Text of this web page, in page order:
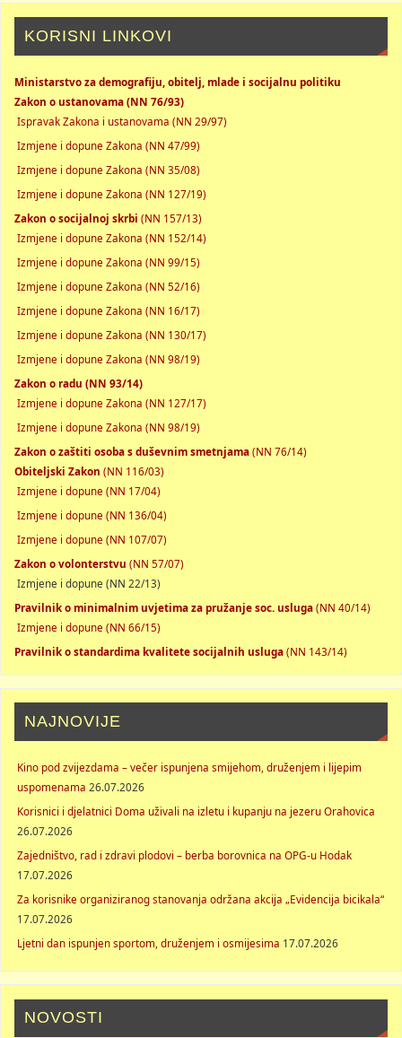
KORISNI LINKOVI
Ministarstvo za demografiju, obitelj, mlade i socijalnu politiku
Zakon o ustanovama (NN 76/93)
Ispravak Zakona i ustanovama (NN 29/97)
Izmjene i dopune Zakona (NN 47/99)
Izmjene i dopune Zakona (NN 35/08)
Izmjene i dopune Zakona (NN 127/19)
Zakon o socijalnoj skrbi (NN 157/13)
Izmjene i dopune Zakona (NN 152/14)
Izmjene i dopune Zakona (NN 99/15)
Izmjene i dopune Zakona (NN 52/16)
Izmjene i dopune Zakona (NN 16/17)
Izmjene i dopune Zakona (NN 130/17)
Izmjene i dopune Zakona (NN 98/19)
Zakon o radu (NN 93/14)
Izmjene i dopune Zakona (NN 127/17)
Izmjene i dopune Zakona (NN 98/19)
Zakon o zaštiti osoba s duševnim smetnjama(NN 76/14)
Obiteljski Zakon (NN 116/03)
Izmjene i dopune (NN 17/04)
Izmjene i dopune (NN 136/04)
Izmjene i dopune (NN 107/07)
Zakon o volonterstvu (NN 57/07)
Izmjene i dopune (NN 22/13)
Pravilnik o minimalnim uvjetima za pružanje soc. usluga(NN 40/14)
Izmjene i dopune (NN 66/15)
Pravilnik o standardima kvalitete socijalnih usluga(NN 143/14)
NAJNOVIJE
Kino pod zvijezdama – večer ispunjena smijehom, druženjem i lijepim
uspomenama 26.07.2026
Korisnici i djelatnici Doma uživali na izletu i kupanju na jezeru Orahovica
26.07.2026
Zajedništvo, rad i zdravi plodovi – berba borovnica na OPG-u Hodak
17.07.2026
Za korisnike organiziranog stanovanja održana akcija „Evidencija bicikala“
17.07.2026
Ljetni dan ispunjen sportom, druženjem i osmijesima 17.07.2026
NOVOSTI